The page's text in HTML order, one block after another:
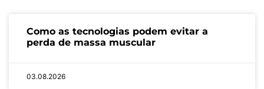
Como as tecnologias podem evitar a
perda de massa muscular
03.08.2026